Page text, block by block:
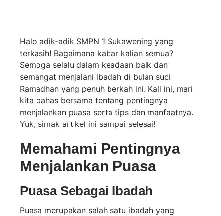
Halo adik-adik SMPN 1 Sukawening yang
terkasih! Bagaimana kabar kalian semua?
Semoga selalu dalam keadaan baik dan
semangat menjalani ibadah di bulan suci
Ramadhan yang penuh berkah ini. Kali ini, mari
kita bahas bersama tentang pentingnya
menjalankan puasa serta tips dan manfaatnya.
Yuk, simak artikel ini sampai selesai!
Memahami Pentingnya
Menjalankan Puasa
Puasa Sebagai Ibadah
Puasa merupakan salah satu ibadah yang